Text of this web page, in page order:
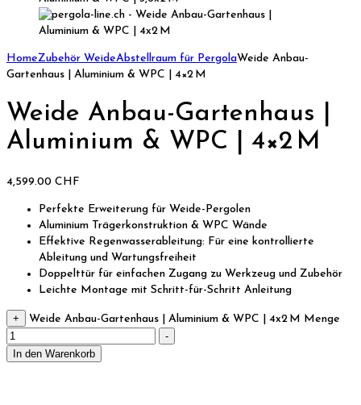
HomeZubehör WeideAbstellraum für PergolaWeide Anbau-
Gartenhaus | Aluminium & WPC | 4×2 M
Weide Anbau-Gartenhaus |
Aluminium & WPC | 4×2 M
4,599.00 CHF
Perfekte Erweiterung für Weide-Pergolen
Aluminium Trägerkonstruktion & WPC Wände
Effektive Regenwasserableitung: Für eine kontrollierte
Ableitung und Wartungsfreiheit
Doppelttür für einfachen Zugang zu Werkzeug und Zubehör
Leichte Montage mit Schritt-für-Schritt Anleitung
+
Weide Anbau-Gartenhaus | Aluminium & WPC | 4x2 M Menge
-
In den Warenkorb